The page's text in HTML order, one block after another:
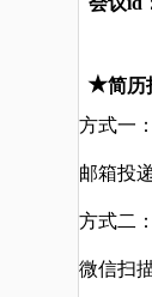
★简历
方式一：
邮箱投
方式二：
微信扫